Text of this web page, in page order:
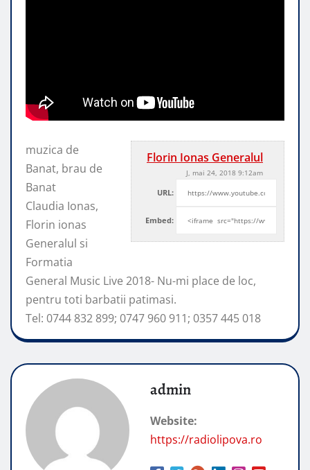
Florin Ionas Generalul
J, mai 24, 2018 9:12am
URL:
Embed:
muzica de
Banat, brau de
Banat
Claudia Ionas,
Florin ionas
Generalul si
Formatia
General Music Live 2018- Nu-mi place de loc,
pentru toti barbatii patimasi.
Tel: 0744 832 899; 0747 960 911; 0357 445 018
admin
Website:
https://radiolipova.ro